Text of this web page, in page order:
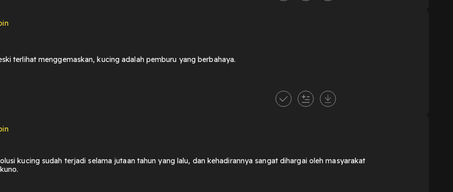
terlihat menggemaskan, kucing adalah pemburu yang berbahaya.
kucing sudah terjadi selama jutaan tahun yang lalu, dan kehadirannya sangat dihargai oleh masyarakat